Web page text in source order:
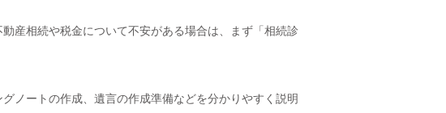
産相続や税金について不安がある場合は、まず「相続診
ノートの作成、遺言の作成準備などを分かりやすく説明